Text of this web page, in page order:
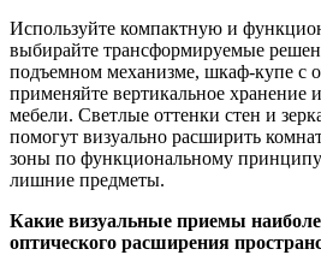
Используйте компактную и
выбирайте трансформируемые
подъемном механизме, шкаф-купе с
применяйте вертикальное хранение
мебели. Светлые оттенки стен и
помогут визуально расширить
зоны по функциональному
лишние предметы.
Какие визуальные приемы
оптического расширения